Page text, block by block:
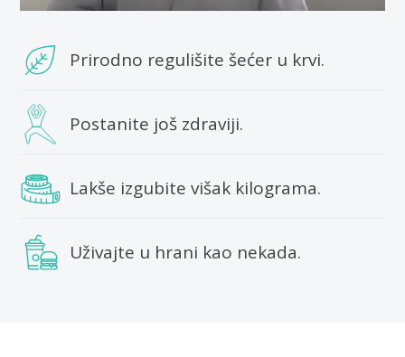
Prirodno regulišite šećer u krvi.
Postanite još zdraviji.
Lakše izgubite višak kilograma.
Uživajte u hrani kao nekada.